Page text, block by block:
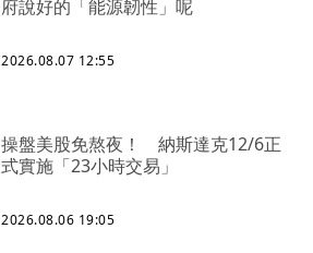
府說好的「能源韌性」呢
2026.08.07 12:55
操盤美股免熬夜！ 納斯達克12/6正
式實施「23小時交易」
2026.08.06 19:05